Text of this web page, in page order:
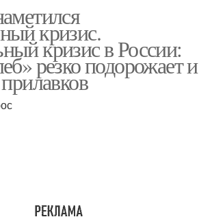
кризис.
кризис в России:
резко подорожает и